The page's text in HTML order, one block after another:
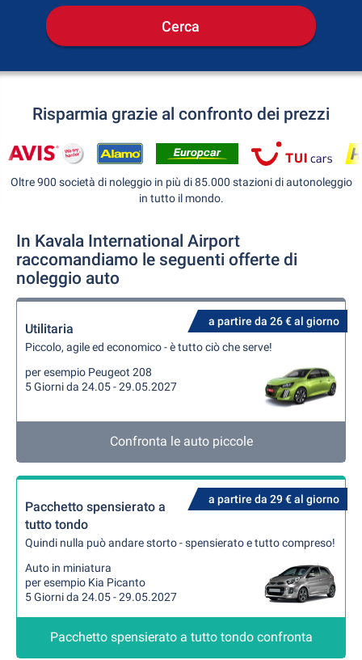
Cerca
Risparmia grazie al confronto dei prezzi
Oltre 900 società di noleggio in più di 85.000 stazioni di autonoleggio
in tutto il mondo.
In Kavala International Airport
raccomandiamo le seguenti offerte di
noleggio auto
a partire da 26 € al giorno
Utilitaria
Piccolo, agile ed economico - è tutto ciò che serve!
per esempio Peugeot 208
5 Giorni da 24.05 - 29.05.2027
Confronta le auto piccole
a partire da 29 € al giorno
Pacchetto spensierato a
tutto tondo
Quindi nulla può andare storto - spensierato e tutto compreso!
Auto in miniatura
per esempio Kia Picanto
5 Giorni da 24.05 - 29.05.2027
Pacchetto spensierato a tutto tondo confronta